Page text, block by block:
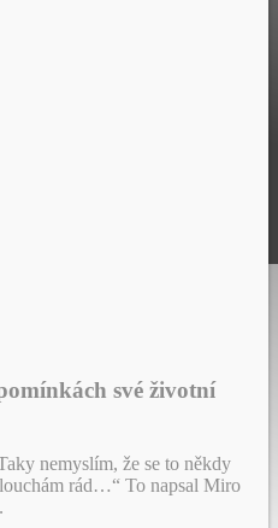
své životní
nemyslím, že se to někdy
rád…“ To napsal Miro